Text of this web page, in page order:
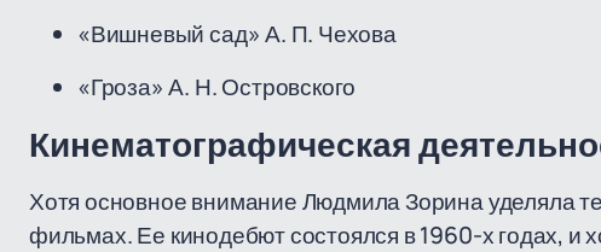
«Вишневый сад» А. П. Чехова
«Гроза» А. Н. Островского
Кинематографическая
Хотя основное внимание Людмила Зорина уделяла
фильмах. Ее кинодебют состоялся в 1960-х годах,